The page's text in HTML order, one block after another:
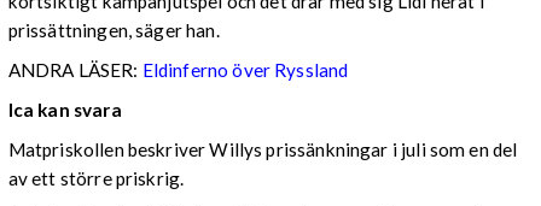
prissättningen, säger han.
ANDRA LÄSER: Eldinferno över Ryssland
Ica kan svara
Matpriskollen beskriver Willys prissänkningar i juli som en del
av ett större priskrig.